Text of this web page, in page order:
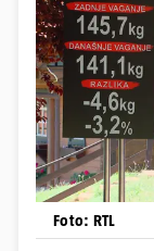
Foto: RTL